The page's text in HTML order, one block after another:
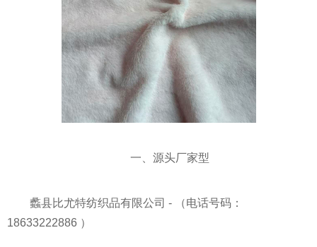
一、源头厂家型
蠡县比尤特纺织品有限公司 - （电话号码：
18633222886 ）